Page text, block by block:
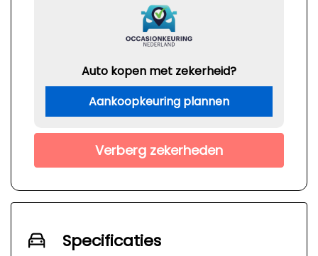
Auto kopen met zekerheid?
Aankoopkeuring plannen
Verberg zekerheden
Specificaties